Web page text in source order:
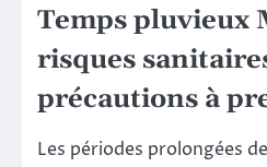
Temps pluvieux
risques
précautions à
Les périodes prolongées